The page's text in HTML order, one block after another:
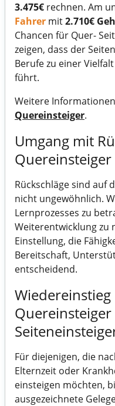
3.475€ rechnen. Am
Fahrer mit2.710€
Chancen für Quer-
zeigen, dass der
Berufe zu einer
führt.
Weitere
Quereinsteiger.
Umgang mit
Quereinsteiger
Rückschläge sind auf
nicht ungewöhnlich.
Lernprozesses zu
Weiterentwicklung zu
Einstellung, die
Bereitschaft,
entscheidend.
Für diejenigen, die
Elternzeit oder
einsteigen möchten,
ausgezeichnete